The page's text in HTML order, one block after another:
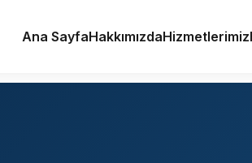
Ana SayfaHakkımızdaHizmetlerimiz